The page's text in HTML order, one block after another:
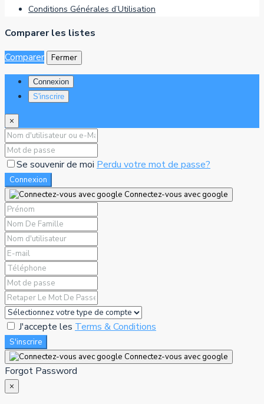
Conditions Générales d’Utilisation
Comparer les listes
Comparer
Fermer
Connexion
S'inscrire
×
Se souvenir de moi Perdu votre mot de passe?
Connexion
Connectez-vous avec google
J'accepte les Terms & Conditions
S'inscrire
Connectez-vous avec google
Forgot Password
×